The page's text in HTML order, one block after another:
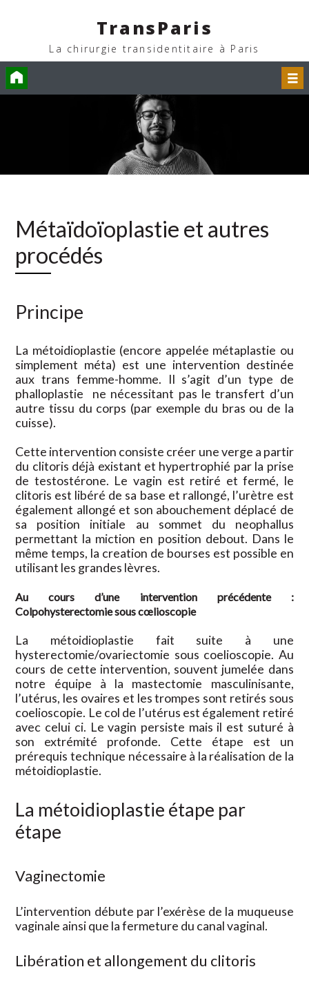
TransParis
La chirurgie transidentitaire à Paris
Métaïdoïoplastie et autres
procédés
Principe
La métoidioplastie (encore appelée métaplastie ou
simplement méta) est une intervention destinée
aux trans femme-homme. Il s’agit d’un type de
phalloplastie ne nécessitant pas le transfert d’un
autre tissu du corps (par exemple du bras ou de la
cuisse).
Cette intervention consiste créer une verge a partir
du clitoris déjà existant et hypertrophié par la prise
de testostérone. Le vagin est retiré et fermé, le
clitoris est libéré de sa base et rallongé, l’urètre est
également allongé et son abouchement déplacé de
sa position initiale au sommet du neophallus
permettant la miction en position debout. Dans le
même temps, la creation de bourses est possible en
utilisant les grandes lèvres.
Au cours d’une intervention précédente :
Colpohysterectomie sous cœlioscopie
La métoidioplastie fait suite à une
hysterectomie/ovariectomie sous coelioscopie. Au
cours de cette intervention, souvent jumelée dans
notre équipe à la mastectomie masculinisante,
l’utérus, les ovaires et les trompes sont retirés sous
coelioscopie. Le col de l’utérus est également retiré
avec celui ci. Le vagin persiste mais il est suturé à
son extrémité profonde. Cette étape est un
prérequis technique nécessaire à la réalisation de la
métoidioplastie.
La métoidioplastie étape par
étape
Vaginectomie
L’intervention débute par l’exérèse de la muqueuse
vaginale ainsi que la fermeture du canal vaginal.
Libération et allongement du clitoris